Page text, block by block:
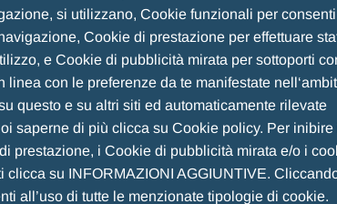
Menarini
si utilizzano, Cookie funzionali per
Cookie di prestazione per effettuare
e Cookie di pubblicità mirata per sottoporti
linea con le preferenze da te manifestate
questo e su altri siti ed automaticamente rilevate
saperne di più clicca su Cookie policy. Per
prestazione, i Cookie di pubblicità mirata e/o i
clicca su INFORMAZIONI AGGIUNTIVE.
all’uso di tutte le menzionate tipologie di cookie.